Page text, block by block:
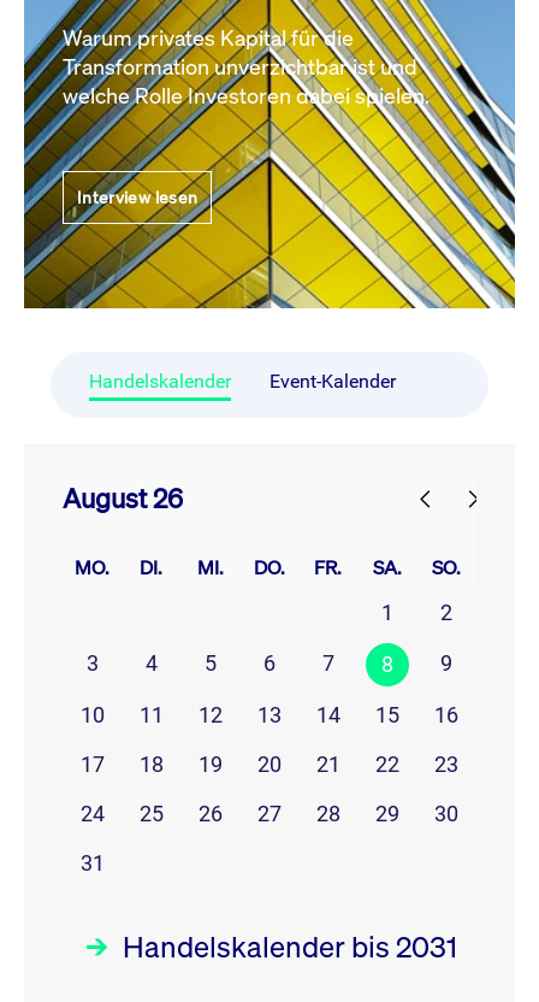
Warum privates Kapital für die
Transformation unverzichtbar ist und
welche Rolle Investoren dabei spielen.
Interview lesen
Handelskalender Event-Kalender
August 26
MO. DI. MI. DO. FR. SA. SO.
1
2
3
4 5 6 7 8 9
10 11 12 13 14 15
16
17
18 19 20 21 22
23
24
25 26 27 28 29
30
31
Handelskalender bis 2031